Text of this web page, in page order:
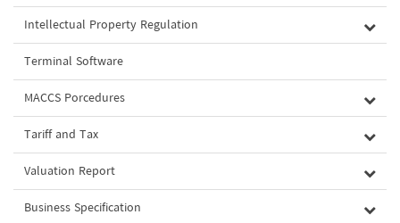
Intellectual Property Regulation
Terminal Software
MACCS Porcedures
Tariff and Tax
Valuation Report
Business Specification